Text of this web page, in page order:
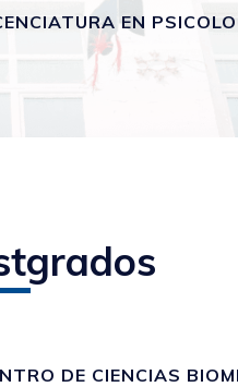
EN
DE CIENCIAS